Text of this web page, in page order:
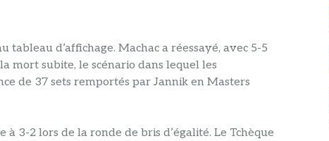
d’affichage. Machac a réessayé, avec 5-5
mort subite, le scénario dans lequel les
de 37 sets remportés par Jannik en Masters
3-2 lors de la ronde de bris d’égalité. Le Tchèque